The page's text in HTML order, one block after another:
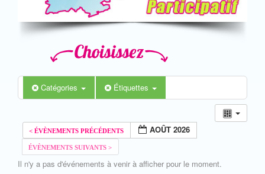
Catégories Étiquettes
AOÛT 2026
Il n'y a pas d'événements à venir à afficher pour le moment.